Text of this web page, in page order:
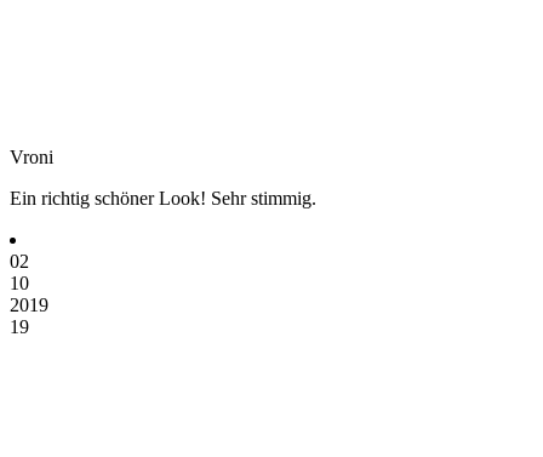
Vroni
Ein richtig schöner Look! Sehr stimmig.
02
10
2019
19